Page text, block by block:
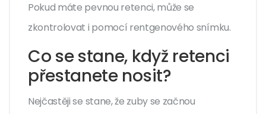
Pokud máte pevnou retenci, může se
zkontrolovat i pomocí rentgenového snímku.
Co se stane, když retenci
přestanete nosit?
Nejčastěji se stane, že zuby se začnou